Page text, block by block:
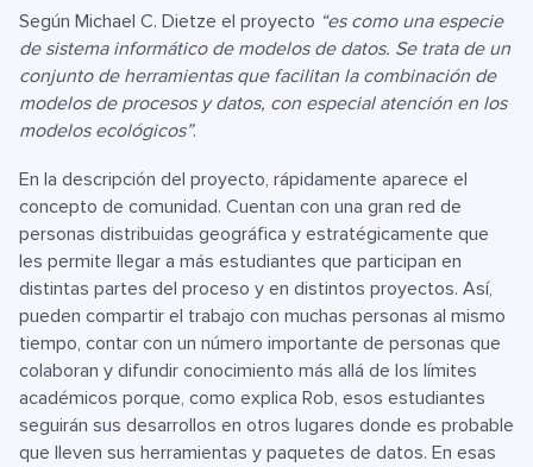
Según Michael C. Dietze el proyecto “es como una especie
de sistema informático de modelos de datos. Se trata de un
conjunto de herramientas que facilitan la combinación de
modelos de procesos y datos, con especial atención en los
modelos ecológicos”.
En la descripción del proyecto, rápidamente aparece el
concepto de comunidad. Cuentan con una gran red de
personas distribuidas geográfica y estratégicamente que
les permite llegar a más estudiantes que participan en
distintas partes del proceso y en distintos proyectos. Así,
pueden compartir el trabajo con muchas personas al mismo
tiempo, contar con un número importante de personas que
colaboran y difundir conocimiento más allá de los límites
académicos porque, como explica Rob, esos estudiantes
seguirán sus desarrollos en otros lugares donde es probable
que lleven sus herramientas y paquetes de datos. En esas